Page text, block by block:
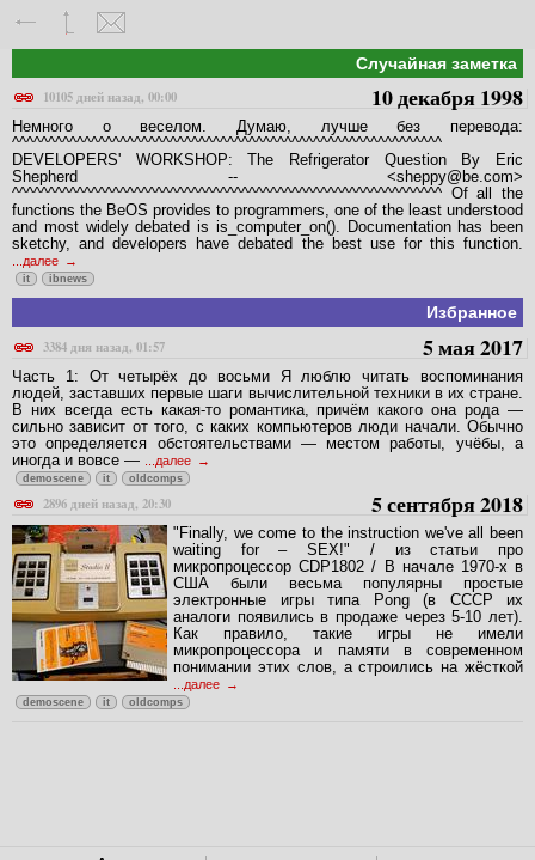
Случайная заметка
10105 дней назад, 00:00
10 декабря 1998
Немного о веселом. Думаю, лучше без перевода:
^^^^^^^^^^^^^^^^^^^^^^^^^^^^^^^^^^^^^^^^^^^^^^^^^^^^^^^^^^^^
DEVELOPERS' WORKSHOP: The Refrigerator Question By Eric
Shepherd -- <sheppy@be.com>
^^^^^^^^^^^^^^^^^^^^^^^^^^^^^^^^^^^^^^^^^^^^^^^^^^^^^^^^^^^^ Of all the
functions the BeOS provides to programmers, one of the least understood
and most widely debated is is_computer_on(). Documentation has been
sketchy, and developers have debated the best use for this function.
...далее
it ibnews
Избранное
3384 дня назад, 01:57
5 мая 2017
Часть 1: От четырёх до восьми Я люблю читать воспоминания
людей, заставших первые шаги вычислительной техники в их стране.
В них всегда есть какая-то романтика, причём какого она рода —
сильно зависит от того, с каких компьютеров люди начали. Обычно
это определяется обстоятельствами — местом работы, учёбы, а
иногда и вовсе —
...далее
demoscene it oldcomps
2896 дней назад, 20:30 5 сентября 2018
"Finally, we come to the instruction we've all been
waiting for – SEX!" / из статьи про
микропроцессор CDP1802 / В начале 1970-х в
США были весьма популярны простые
электронные игры типа Pong (в СССР их
аналоги появились в продаже через 5-10 лет).
Как правило, такие игры не имели
микропроцессора и памяти в современном
понимании этих слов, а строились на жёсткой
...далее
demoscene it oldcomps